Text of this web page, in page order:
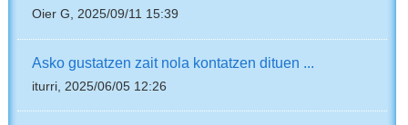
Oier G, 2025/09/11 15:39
Asko gustatzen zait nola kontatzen dituen ...
iturri, 2025/06/05 12:26